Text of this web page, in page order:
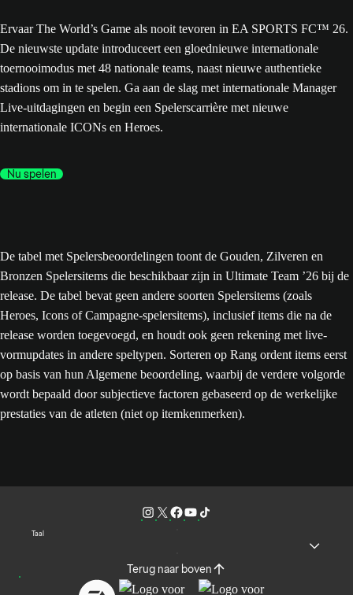
Ervaar The World’s Game als nooit tevoren in EA SPORTS FC™ 26.
De nieuwste update introduceert een gloednieuwe internationale
toernooimodus met 48 nationale teams, naast nieuwe authentieke
stadions om in te spelen. Ga aan de slag met internationale Manager
Live-uitdagingen en begin een Spelerscarrière met nieuwe
internationale ICONs en Heroes.
Nu spelen
De tabel met Spelersbeoordelingen toont de Gouden, Zilveren en
Bronzen Spelersitems die beschikbaar zijn in Ultimate Team ’26 bij de
release. De tabel bevat geen andere soorten Spelersitems (zoals
Heroes, Icons of Campagne-spelersitems), inclusief items die na de
release worden toegevoegd, en houdt ook geen rekening met live-
vormupdates in andere speltypen. Sorteren op Rang ordent items eerst
op basis van hun Algemene beoordeling, waarbij de verdere volgorde
wordt bepaald door subjectieve factoren gebaseerd op de werkelijke
prestaties van de atleten (niet op itemkenmerken).
Taal
Terug naar boven